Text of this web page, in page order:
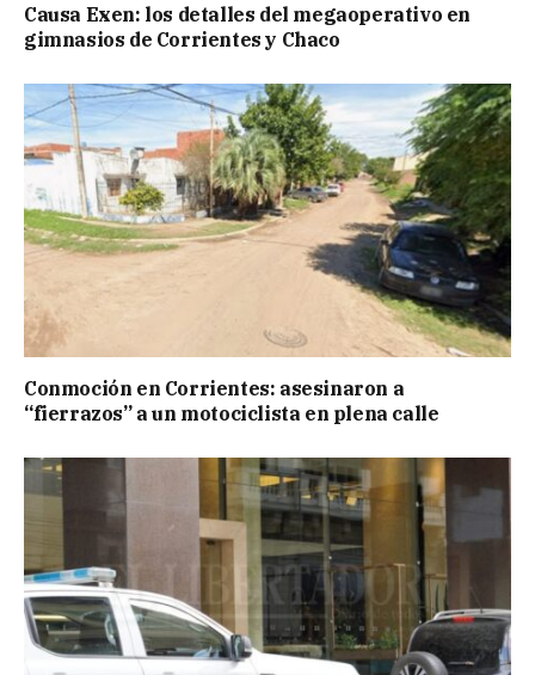
Causa Exen: los detalles del megaoperativo en
gimnasios de Corrientes y Chaco
Conmoción en Corrientes: asesinaron a
“fierrazos” a un motociclista en plena calle